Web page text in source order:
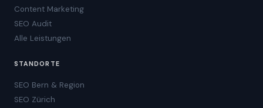
Content Marketing
SEO Audit
Alle Leistungen
STANDORTE
SEO Bern & Region
SEO Zürich